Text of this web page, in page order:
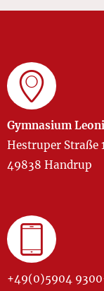
Gymnasium
Hestruper Straße
49838 Handrup
+49(0)5904